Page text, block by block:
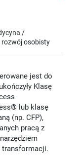
/
rozwój osobisty
jest do
Klasę
lub klasę
(np. CFP),
pracą z
transformacji.